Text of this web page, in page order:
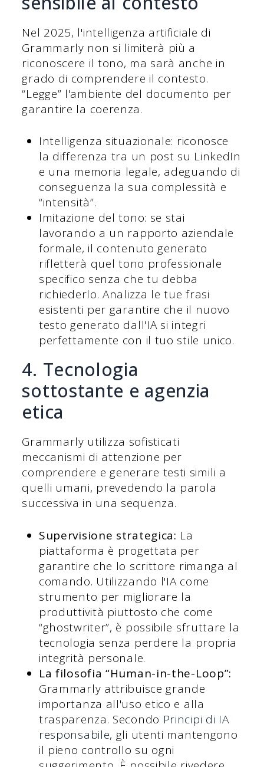
Nel 2025, l'intelligenza artificiale di
Grammarly non si limiterà più a
riconoscere il tono, ma sarà anche in
grado di comprendere il contesto.
“Legge” l'ambiente del documento per
garantire la coerenza.
Intelligenza situazionale: riconosce
la differenza tra un post su LinkedIn
e una memoria legale, adeguando di
conseguenza la sua complessità e
“intensità”.
Imitazione del tono: se stai
lavorando a un rapporto aziendale
formale, il contenuto generato
rifletterà quel tono professionale
specifico senza che tu debba
richiederlo. Analizza le tue frasi
esistenti per garantire che il nuovo
testo generato dall'IA si integri
perfettamente con il tuo stile unico.
4. Tecnologia
sottostante e agenzia
etica
Grammarly utilizza sofisticati
meccanismi di attenzione per
comprendere e generare testi simili a
quelli umani, prevedendo la parola
successiva in una sequenza.
Supervisione strategica: La
piattaforma è progettata per
garantire che lo scrittore rimanga al
comando. Utilizzando l'IA come
strumento per migliorare la
produttività piuttosto che come
“ghostwriter”, è possibile sfruttare la
tecnologia senza perdere la propria
integrità personale.
La filosofia “Human-in-the-Loop”:
Grammarly attribuisce grande
importanza all'uso etico e alla
trasparenza. Secondo Principi di IA
responsabile, gli utenti mantengono
il pieno controllo su ogni